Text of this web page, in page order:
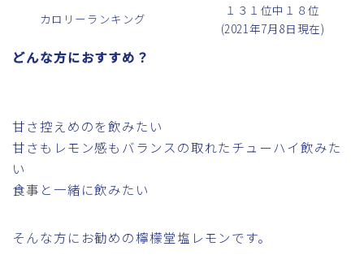
カロリーランキング
１３１位中１８位
(2021年7月8日現在)
どんな方におすすめ？
甘さ控えめのを飲みたい
甘さもレモン感もバランスの取れたチューハイ飲みた
い
食事と一緒に飲みたい
そんな方にお勧めの檸檬堂塩レモンです。